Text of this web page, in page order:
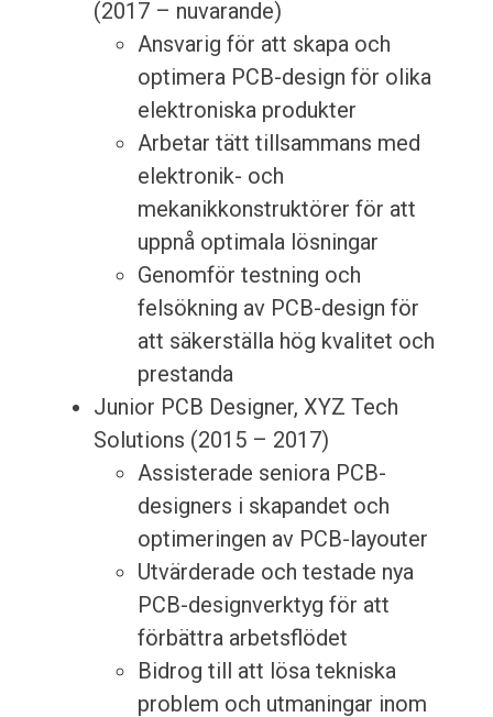
(2017 – nuvarande)
Ansvarig för att skapa och
optimera PCB-design för olika
elektroniska produkter
Arbetar tätt tillsammans med
elektronik- och
mekanikkonstruktörer för att
uppnå optimala lösningar
Genomför testning och
felsökning av PCB-design för
att säkerställa hög kvalitet och
prestanda
Junior PCB Designer, XYZ Tech
Solutions (2015 – 2017)
Assisterade seniora PCB-
designers i skapandet och
optimeringen av PCB-layouter
Utvärderade och testade nya
PCB-designverktyg för att
förbättra arbetsflödet
Bidrog till att lösa tekniska
problem och utmaningar inom